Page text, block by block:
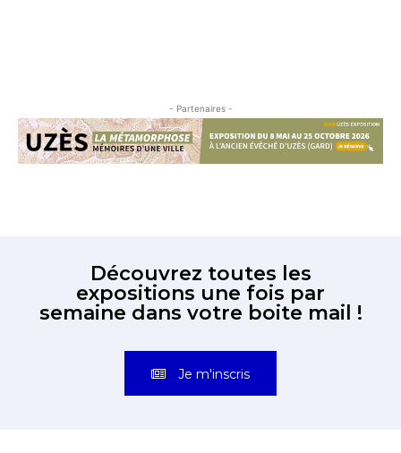
- Partenaires -
Découvrez toutes les
expositions une fois par
semaine dans votre boite mail !
Je m'inscris